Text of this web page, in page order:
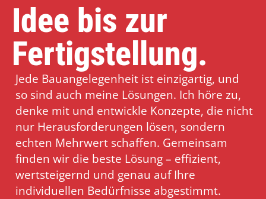
Idee bis zur
Fertigstellung.
Jede Bauangelegenheit ist einzigartig, und
so sind auch meine Lösungen. Ich höre zu,
denke mit und entwickle Konzepte, die nicht
nur Herausforderungen lösen, sondern
echten Mehrwert schaffen. Gemeinsam
finden wir die beste Lösung – effizient,
wertsteigernd und genau auf Ihre
individuellen Bedürfnisse abgestimmt.